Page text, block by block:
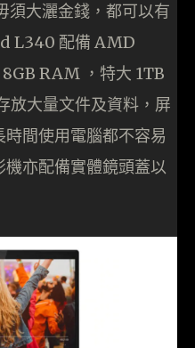
大灑金錢，都可以有
L340 配備 AMD
RAM ，特大 1TB
放大量文件及資料，屏
間使用電腦都不容易
亦配備實體鏡頭蓋以